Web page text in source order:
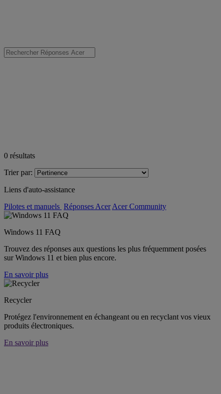
0 résultats
Trier par:
Liens d'auto-assistance
Pilotes et manuels Réponses Acer Acer Community
Windows 11 FAQ
Trouvez des réponses aux questions les plus fréquemment posées
sur Windows 11 et bien plus encore.
En savoir plus
Recycler
Protégez l'environnement en échangeant ou en recyclant vos vieux
produits électroniques.
En savoir plus